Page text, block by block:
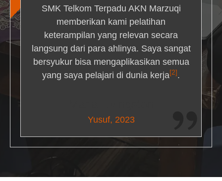
SMK Telkom Terpadu AKN Marzuqi
memberikan kami pelatihan
keterampilan yang relevan secara
langsung dari para ahlinya. Saya sangat
bersyukur bisa mengaplikasikan semua
yang saya pelajari di dunia kerja[2] .
Yusuf, 2023